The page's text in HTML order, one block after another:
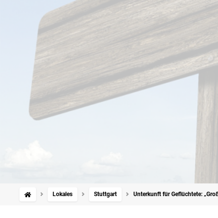
Lokales Stuttgart Unterkunft für Geflüchtete: